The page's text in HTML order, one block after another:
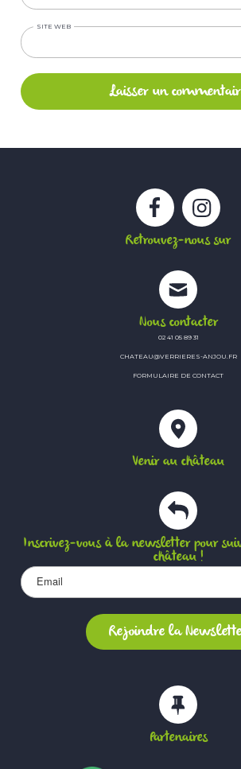
SITE WEB
Retrouvez-nous sur
FacebookInstagram
Nous contacter
02 41 05 89 31
CHATEAU@VERRIERES-ANJOU.FR
FORMULAIRE DE CONTACT
Venir au château
Inscrivez-vous à la newsletter pour
château !
Partenaires